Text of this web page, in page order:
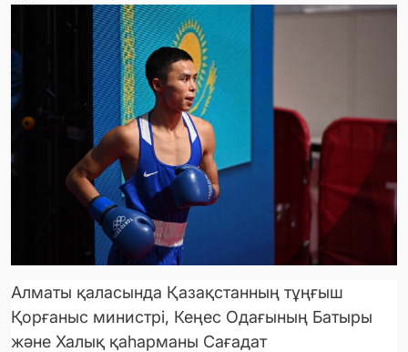
Алматы қаласында Қазақстанның тұңғыш
Қорғаныс министрі, Кеңес Одағының Батыры
және Халық қаһарманы Сағадат